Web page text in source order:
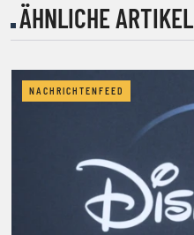
ÄHNLICHE ARTIKEL
NACHRICHTENFEED